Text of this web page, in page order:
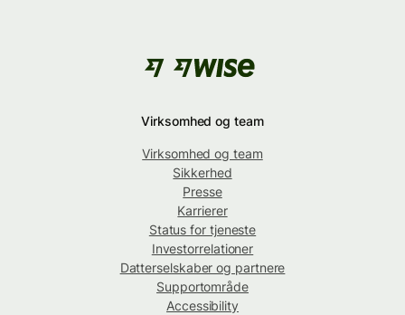
Virksomhed og team
Virksomhed og team
Sikkerhed
Presse
Karrierer
Status for tjeneste
Investorrelationer
Datterselskaber og partnere
Supportområde
Accessibility